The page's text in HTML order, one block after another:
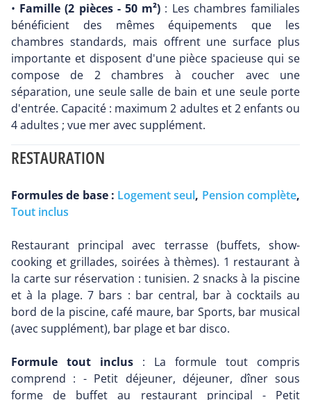
• Famille (2 pièces - 50 m²) : Les chambres familiales
bénéficient des mêmes équipements que les
chambres standards, mais offrent une surface plus
importante et disposent d'une pièce spacieuse qui se
compose de 2 chambres à coucher avec une
séparation, une seule salle de bain et une seule porte
d'entrée. Capacité : maximum 2 adultes et 2 enfants ou
4 adultes ; vue mer avec supplément.
RESTAURATION
Formules de base : Logement seul, Pension complète,
Tout inclus
Restaurant principal avec terrasse (buffets, show-
cooking et grillades, soirées à thèmes). 1 restaurant à
la carte sur réservation : tunisien. 2 snacks à la piscine
et à la plage. 7 bars : bar central, bar à cocktails au
bord de la piscine, café maure, bar Sports, bar musical
(avec supplément), bar plage et bar disco.
Formule tout inclus : La formule tout compris
comprend : - Petit déjeuner, déjeuner, dîner sous
forme de buffet au restaurant principal - Petit